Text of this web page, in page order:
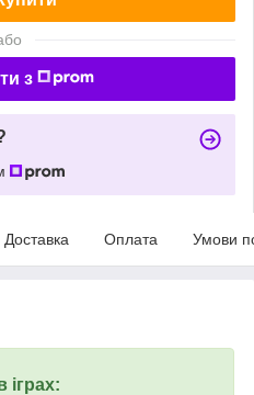
з
Доставка Оплата Умови
іграх: